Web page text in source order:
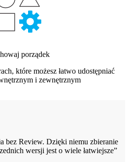
porządek
które możesz łatwo udostępniać
i zewnętrznym
bez Review. Dzięki niemu zbieranie
wersji jest o wiele łatwiejsze